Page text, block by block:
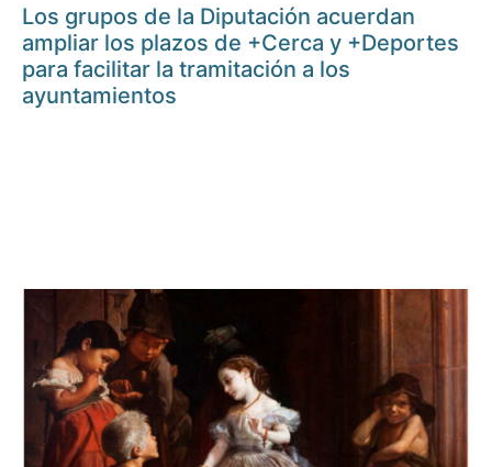
Los grupos de la Diputación acuerdan
ampliar los plazos de +Cerca y +Deportes
para facilitar la tramitación a los
ayuntamientos